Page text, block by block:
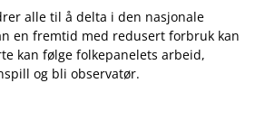
alle til å delta i den nasjonale
en fremtid med redusert forbruk kan
kan følge folkepanelets arbeid,
og bli observatør.